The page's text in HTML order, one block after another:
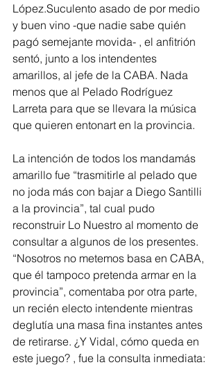
López.Suculento asado de por medio
y buen vino -que nadie sabe quién
pagó semejante movida- , el anfitrión
sentó, junto a los intendentes
amarillos, al jefe de la CABA. Nada
menos que al Pelado Rodríguez
Larreta para que se llevara la música
que quieren entonart en la provincia.
La intención de todos los mandamás
amarillo fue “trasmitirle al pelado que
no joda más con bajar a Diego Santilli
a la provincia”, tal cual pudo
reconstruir Lo Nuestro al momento de
consultar a algunos de los presentes.
“Nosotros no metemos basa en CABA,
que él tampoco pretenda armar en la
provincia”, comentaba por otra parte,
un recién electo intendente mientras
deglutía una masa fina instantes antes
de retirarse. ¿Y Vidal, cómo queda en
este juego? , fue la consulta inmediata: